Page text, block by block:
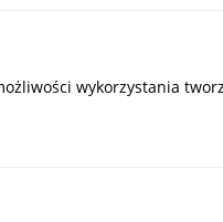
wykorzystania